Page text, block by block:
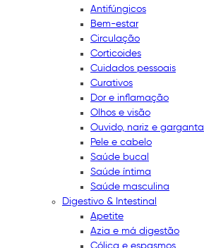
Antifúngicos
Bem-estar
Circulação
Corticoides
Cuidados pessoais
Curativos
Dor e inflamação
Olhos e visão
Ouvido, nariz e garganta
Pele e cabelo
Saúde bucal
Saúde íntima
Saúde masculina
Digestivo & Intestinal
Apetite
Azia e má digestão
Cólica e espasmos